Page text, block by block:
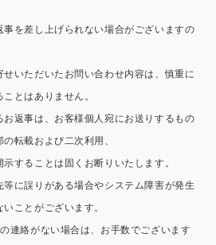
よくあるご質問
その他
お問い合わせ
事を差し上げられない場合がございますの
いただいたお問い合わせ内容は、慎重に
とはありません。
返事は、お客様個人宛にお送りするもの
転載および二次利用、
することは固くお断りいたします。
に誤りがある場合やシステム障害が発生
ことがございます。
連絡がない場合は、お手数でございます